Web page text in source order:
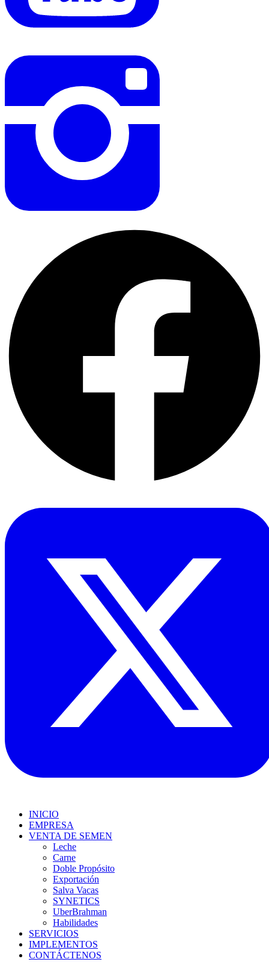
INICIO
EMPRESA
VENTA DE SEMEN
Leche
Carne
Doble Propósito
Exportación
Salva Vacas
SYNETICS
UberBrahman
Habilidades
SERVICIOS
IMPLEMENTOS
CONTÁCTENOS